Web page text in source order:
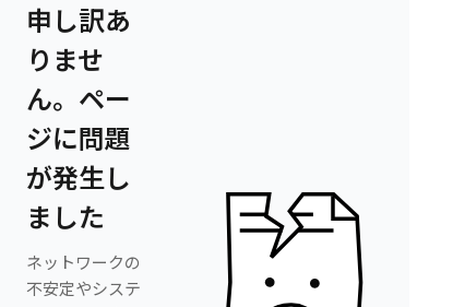
申し訳あ
りませ
ん。ペー
ジに問題
が発生し
ました
ネットワークの
不安定やシステ